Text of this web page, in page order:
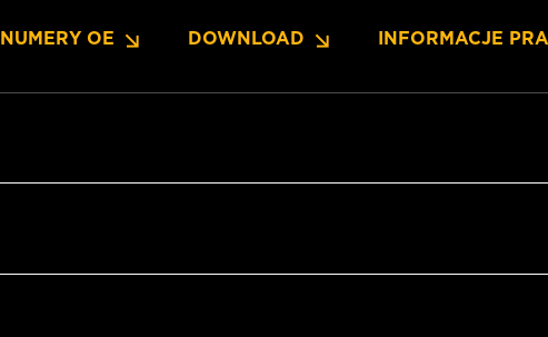
NUMERY OE DOWNLOAD INFORMACJE